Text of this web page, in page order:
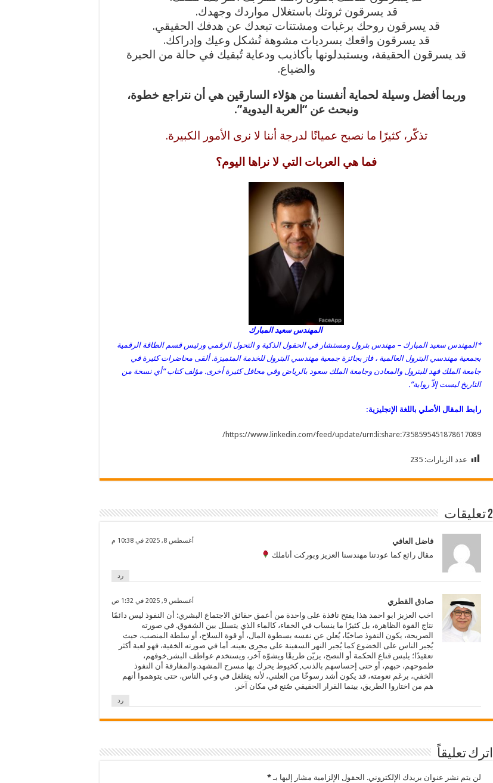
قد يسرقون ثروتك باستغلال مواردك وجهدك.
قد يسرقون روحك برغبات ومشتتات تبعدك عن هدفك الحقيقي.
قد يسرقون واقعك بسرديات مشوهة تُشكل وعيك وإدراكك.
قد يسرقون الحقيقة، ويستبدلونها بأكاذيب ودعاية تُبقيك في حالة من الحيرة
والضياع.
وربما أفضل وسيلة لحماية أنفسنا من هؤلاء السارقين هي أن نتراجع خطوة،
ونبحث عن “العربة اليدوية”.
تذكّر، كثيرًا ما نصبح عميانًا لدرجة أننا لا نرى الأمور الكبيرة.
فما هي العربات التي لا نراها اليوم؟
المهندس سعيد المبارك
*المهندس سعيد المبارك – مهندس بترول ومستشار في الحقول الذكية و التحول الرقمي ورئيس قسم الطاقة الرقمية
بجمعية مهندسي البترول العالمية ، فاز بجائزة جمعية مهندسي البترول للخدمة المتميزة. ألقى محاضرات كثيرة في
جامعة الملك فهد للبترول والمعادن وجامعة الملك سعود بالرياض وفي محافل كثيرة أخرى. مؤلف كتاب “أي نسخة من
التاريخ ليست إلاّ رواية”.
رابط المقال الأصلي باللغة الإنجليزية:
https://www.linkedin.com/feed/update/urn:li:share:7358595451878617089/
عدد الزيارات: 235
2 تعليقات
فاضل العافي أغسطس 8, 2025 في 10:38 م
مقال رائع كما عودتنا مهندسنا العزيز وبوركت أناملك
رد
صادق القطري أغسطس 9, 2025 في 1:32 ص
اخب العزبز ابو احمد هذا يفتح نافذة على واحدة من أعمق حقائق الاجتماع البشري: أن النفوذ ليس دائمًا
نتاج القوة الظاهرة، بل كثيرًا ما ينساب في الخفاء، كالماء الذي يتسلل بين الشقوق. في صورته
الصريحة، يكون النفوذ صاخبًا، يُعلن عن نفسه بسطوة المال، أو قوة السلاح، أو سلطة المنصب، حيث
يُجبر الناس على الخضوع كما يُجبر النهر السفينة على مجرى بعينه. أما في صورته الخفية، فهو لعبة أكثر
تعقيدًا؛ يلبس قناع الحكمة أو النصح، يزيّن طريقًا ويشوّه آخر، ويستخدم عواطف البشر,خوفهم،
طموحهم، حبهم، أو حتى إحساسهم بالذنب, كخيوط يحرك بها مسرح المشهد.والمفارقة أن النفوذ
الخفي، برغم نعومته، قد يكون أشد رسوخًا من العلني، لأنه يتغلغل في وعي الناس، حتى يتوهموا أنهم
هم من اختاروا الطريق، بينما القرار الحقيقي صُنع في مكان آخر.
رد
اترك تعليقاً
لن يتم نشر عنوان بريدك الإلكتروني. الحقول الإلزامية مشار إليها بـ *